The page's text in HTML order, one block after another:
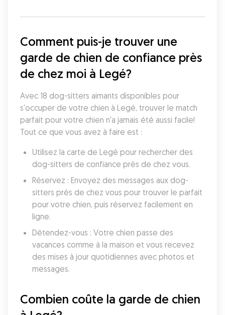
Comment puis-je trouver une
garde de chien de confiance près
de chez moi à Legé?
Avec 18 dog-sitters aimants disponibles pour
s'occuper de votre chien à Legé, trouver le match
parfait pour votre chien n'a jamais été aussi facile!
Tout ce que vous avez à faire est :
Utilisez la carte de Legé pour rechercher des
dog-sitters de confiance près de chez vous.
Réservez : Envoyez des messages aux dog-
sitters près de chez vous pour trouver le parfait
pour votre chien, puis réservez facilement en
ligne.
Détendez-vous : Votre chien passe des
vacances comme à la maison et vous recevez
des mises à jour quotidiennes avec photos et
messages.
Combien coûte la garde de chien